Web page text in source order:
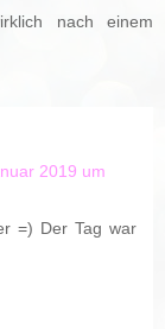
nach einem
2019 um
=) Der Tag war